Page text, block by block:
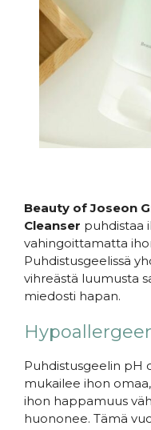
Beauty of Joseon
Cleanser puhdistaa
vahingoittamatta
Puhdistusgeelissä
vihreästä luumusta
miedosti hapan.
Puhdistusgeelin pH
mukailee ihon
ihon happamuus
huononee. Tämä